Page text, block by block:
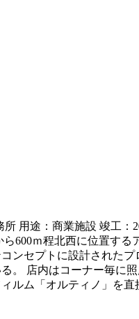
用途：商業施設 竣工
600ｍ程北西に位置す
ンセプトに設計された
。 店内はコーナー毎に
ルム「オルティノ」を